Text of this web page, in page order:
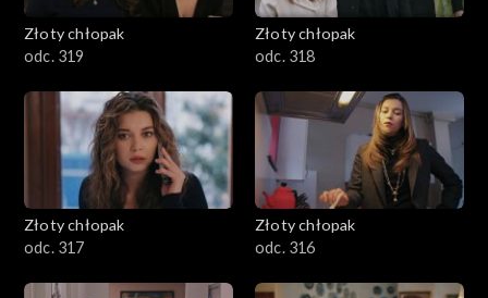
Złoty chłopak
odc. 319
Złoty chłopak
odc. 318
Złoty chłopak
odc. 317
Złoty chłopak
odc. 316